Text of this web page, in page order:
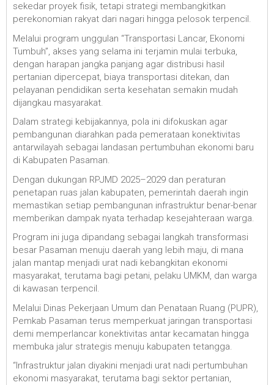
sekedar proyek fisik, tetapi strategi membangkitkan
perekonomian rakyat dari nagari hingga pelosok terpencil.
Melalui program unggulan “Transportasi Lancar, Ekonomi
Tumbuh”, akses yang selama ini terjamin mulai terbuka,
dengan harapan jangka panjang agar distribusi hasil
pertanian dipercepat, biaya transportasi ditekan, dan
pelayanan pendidikan serta kesehatan semakin mudah
dijangkau masyarakat.
Dalam strategi kebijakannya, pola ini difokuskan agar
pembangunan diarahkan pada pemerataan konektivitas
antarwilayah sebagai landasan pertumbuhan ekonomi baru
di Kabupaten Pasaman.
Dengan dukungan RPJMD 2025–2029 dan peraturan
penetapan ruas jalan kabupaten, pemerintah daerah ingin
memastikan setiap pembangunan infrastruktur benar-benar
memberikan dampak nyata terhadap kesejahteraan warga.
Program ini juga dipandang sebagai langkah transformasi
besar Pasaman menuju daerah yang lebih maju, di mana
jalan mantap menjadi urat nadi kebangkitan ekonomi
masyarakat, terutama bagi petani, pelaku UMKM, dan warga
di kawasan terpencil.
Melalui Dinas Pekerjaan Umum dan Penataan Ruang (PUPR),
Pemkab Pasaman terus memperkuat jaringan transportasi
demi memperlancar konektivitas antar kecamatan hingga
membuka jalur strategis menuju kabupaten tetangga.
“Infrastruktur jalan diyakini menjadi urat nadi pertumbuhan
ekonomi masyarakat, terutama bagi sektor pertanian,